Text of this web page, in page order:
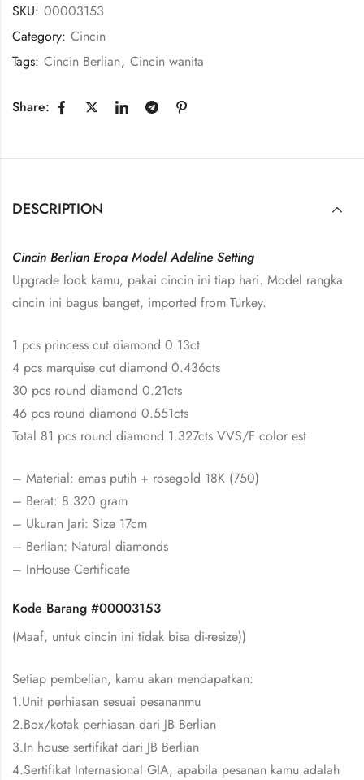
SKU: 00003153
Category: Cincin
Tags: Cincin Berlian, Cincin wanita
Share:
DESCRIPTION
Cincin Berlian Eropa Model Adeline Setting
Upgrade look kamu, pakai cincin ini tiap hari. Model rangka
cincin ini bagus banget, imported from Turkey.
1 pcs princess cut diamond 0.13ct
4 pcs marquise cut diamond 0.436cts
30 pcs round diamond 0.21cts
46 pcs round diamond 0.551cts
Total 81 pcs round diamond 1.327cts VVS/F color est
– Material: emas putih + rosegold 18K (750)
– Berat: 8.320 gram
– Ukuran Jari: Size 17cm
– Berlian: Natural diamonds
– InHouse Certificate
Kode Barang #00003153
(Maaf, untuk cincin ini tidak bisa di-resize))
Setiap pembelian, kamu akan mendapatkan:
1.Unit perhiasan sesuai pesananmu
2.Box/kotak perhiasan dari JB Berlian
3.In house sertifikat dari JB Berlian
4.Sertifikat Internasional GIA, apabila pesanan kamu adalah